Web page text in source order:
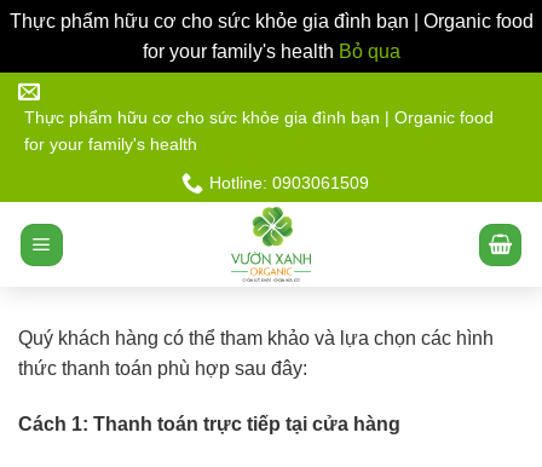
Thực phẩm hữu cơ cho sức khỏe gia đình bạn | Organic food
for your family's health Bỏ qua
Bỏ
qua
nội
Thực phẩm hữu cơ cho sức khỏe gia đình bạn | Organic food
for your family's health
Hotline: 0903061509
Quý khách hàng có thể tham khảo và lựa chọn các hình
thức thanh toán phù hợp sau đây:
Cách 1: Thanh toán trực tiếp tại cửa hàng